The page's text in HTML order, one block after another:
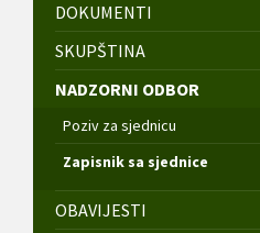
DOKUMENTI
SKUPŠTINA
NADZORNI ODBOR
Poziv za sjednicu
Zapisnik sa sjednice
OBAVIJESTI